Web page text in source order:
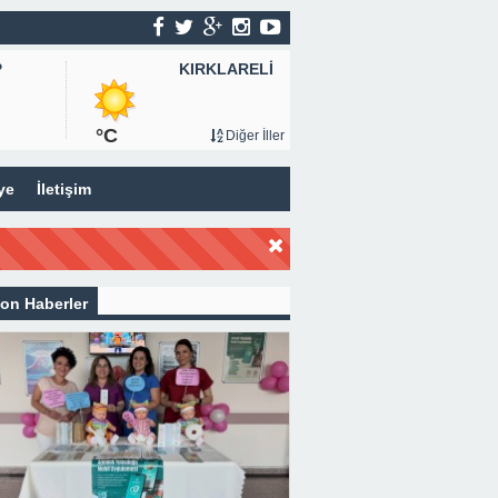
KIRKLARELİ
°C Diğer İller
İletişim
Haberler